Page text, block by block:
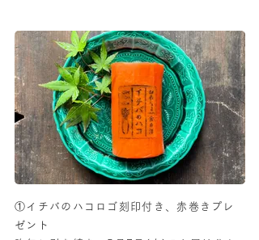
①イチバのハコロゴ刻印付き、赤巻きプレ
ゼント